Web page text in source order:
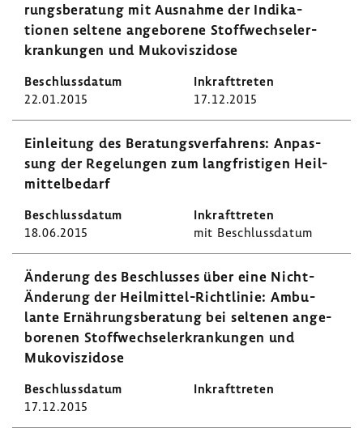
rungs­be­ra­tung mit Ausnahme der Indi­ka­
tionen seltene ange­bo­rene Stoff­wech­sel­er­
kran­kungen und Muko­vis­zi­dose
22.01.2015 17.12.2015
Einlei­tung des Bera­tungs­ver­fah­rens: Anpas­
sung der Rege­lungen zum lang­fris­tigen Heil­
mit­tel­be­darf
18.06.2015 mit Beschluss­datum
Ände­rung des Beschlusses über eine Nicht-​
Änderung der Heilmittel-​Richtlinie: Ambu­
lante Ernäh­rungs­be­ra­tung bei seltenen ange­
bo­renen Stoff­wech­sel­er­kran­kungen und
Muko­vis­zi­dose
17.12.2015